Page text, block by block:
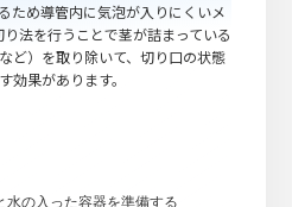
ため導管内に気泡が入りにくいメ
法を行うことで茎が詰まっている
ど）を取り除いて、切り口の状態
効果があります。
水の入った容器を準備する